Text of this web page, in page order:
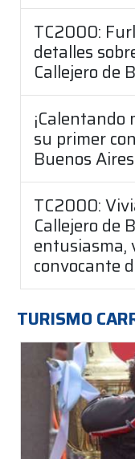
TC2000:
detalles
Callejero de
su primer
Buenos Aires
TC2000:
Callejero de
entusiasma,
convocante
TURISMO